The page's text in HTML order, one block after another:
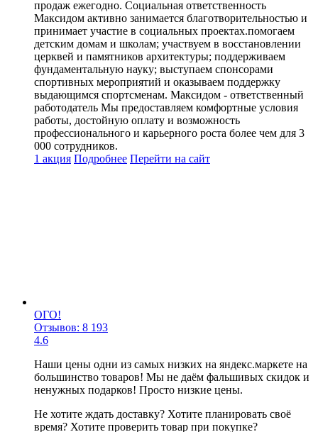
продаж ежегодно. Социальная ответственность
Максидом активно занимается благотворительностью и
принимает участие в социальных проектах.помогаем
детским домам и школам; участвуем в восстановлении
церквей и памятников архитектуры; поддерживаем
фундаментальную науку; выступаем спонсорами
спортивных мероприятий и оказываем поддержку
выдающимся спортсменам. Максидом - ответственный
работодатель Мы предоставляем комфортные условия
работы, достойную оплату и возможность
профессионального и карьерного роста более чем для 3
000 сотрудников.
1 акция Подробнее Перейти на сайт
ОГО!
Отзывов: 8 193
4.6
Наши цены одни из самых низких на яндекс.маркете на
большинство товаров! Мы не даём фальшивых скидок и
ненужных подарков! Просто низкие цены.
Не хотите ждать доставку? Хотите планировать своё
время? Хотите проверить товар при покупке?